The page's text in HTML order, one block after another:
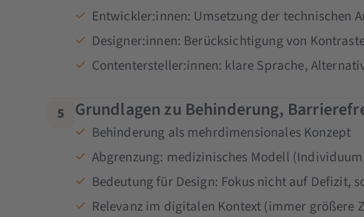
Entwickler:innen: Umsetzung der technischen
Designer:innen: Berücksichtigung von
Contentersteller:innen: klare Sprache,
5 Grundlagen zu Behinderung,
Behinderung als mehrdimensionales Konzept
Abgrenzung: medizinisches Modell
Bedeutung für Design: Fokus nicht auf Defizit,
Relevanz im digitalen Kontext (immer größere